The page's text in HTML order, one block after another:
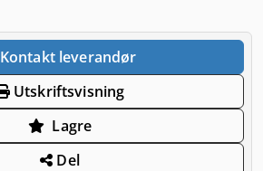
Kontakt leverandør
Utskriftsvisning
Lagre
Del